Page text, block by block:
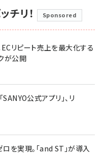
チリ！ Sponsored
ECリピート売上を最大化する
が公開
公式アプリ」、リ
を実現。「and ST」が導入